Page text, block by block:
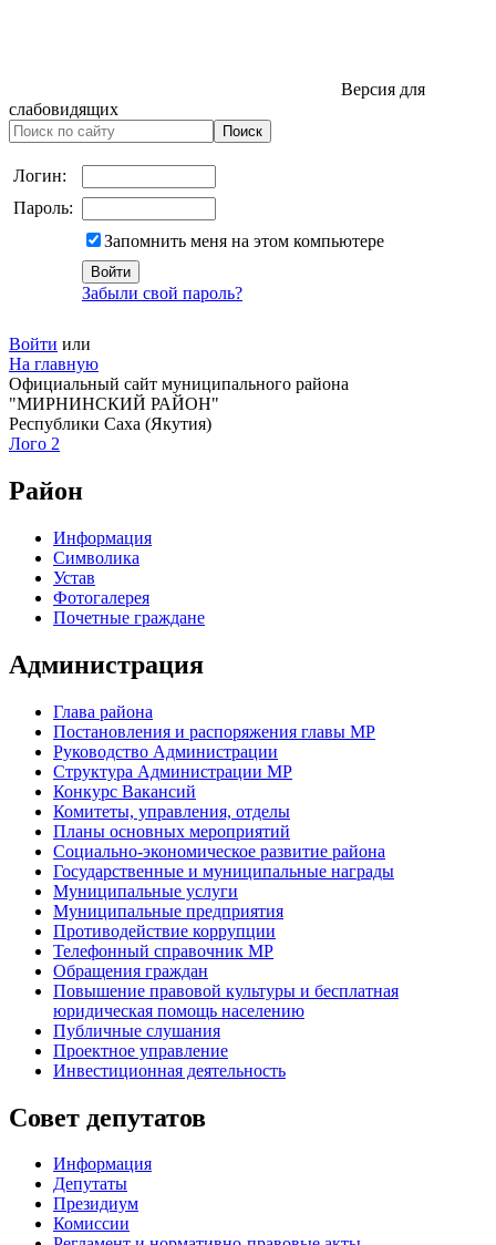
Версия для
слабовидящих
Логин:
Пароль:
Запомнить меня на этом компьютере
Забыли свой пароль?
Войти или
На главную
Официальный сайт муниципального района
"МИРНИНСКИЙ РАЙОН"
Республики Саха (Якутия)
Лого 2
Район
Информация
Символика
Устав
Фотогалерея
Почетные граждане
Администрация
Глава района
Постановления и распоряжения главы МР
Руководство Администрации
Структура Администрации МР
Конкурс Вакансий
Комитеты, управления, отделы
Планы основных мероприятий
Социально-экономическое развитие района
Государственные и муниципальные награды
Муниципальные услуги
Муниципальные предприятия
Противодействие коррупции
Телефонный справочник МР
Обращения граждан
Повышение правовой культуры и бесплатная
юридическая помощь населению
Публичные слушания
Проектное управление
Инвестиционная деятельность
Совет депутатов
Информация
Депутаты
Президиум
Комиссии